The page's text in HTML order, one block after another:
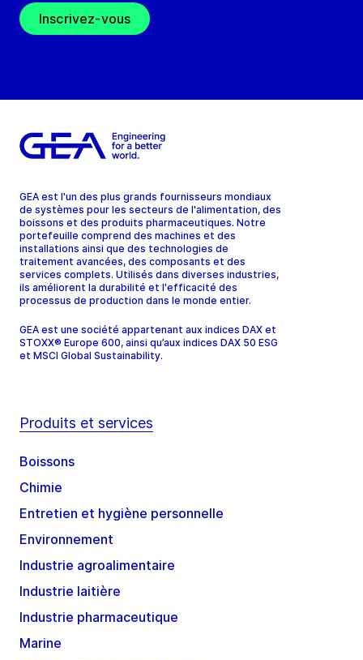
Inscrivez-vous
GEA est l'un des plus grands fournisseurs mondiaux
de systèmes pour les secteurs de l'alimentation, des
boissons et des produits pharmaceutiques. Notre
portefeuille comprend des machines et des
installations ainsi que des technologies de
traitement avancées, des composants et des
services complets. Utilisés dans diverses industries,
ils améliorent la durabilité et l'efficacité des
processus de production dans le monde entier.
GEA est une société appartenant aux indices DAX et
STOXX® Europe 600, ainsi qu’aux indices DAX 50 ESG
et MSCI Global Sustainability.
Produits et services
Boissons
Chimie
Entretien et hygiène personnelle
Environnement
Industrie agroalimentaire
Industrie laitière
Industrie pharmaceutique
Marine